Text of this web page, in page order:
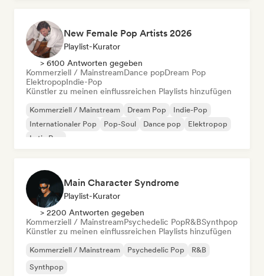
New Female Pop Artists 2026
Playlist-Kurator
> 6100 Antworten gegeben
Kommerziell / MainstreamDance popDream Pop
ElektropopIndie-Pop
Künstler zu meinen einflussreichen Playlists hinzufügen
Kommerziell / Mainstream Dream Pop
Indie-Pop
Internationaler Pop
Pop-Soul Dance pop
Elektropop
Latin Pop
Main Character Syndrome
Playlist-Kurator
> 2200 Antworten gegeben
Kommerziell / MainstreamPsychedelic PopR&BSynthpop
Künstler zu meinen einflussreichen Playlists hinzufügen
Kommerziell / Mainstream Psychedelic Pop
R&B
Synthpop